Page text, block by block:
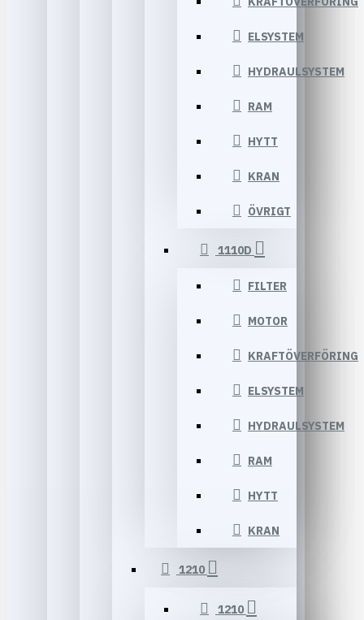
ELSYSTEM
HYDRAULSYSTEM
RAM
HYTT
KRAN
ÖVRIGT
1110D
FILTER
MOTOR
KRAFTÖVERFÖRING
ELSYSTEM
HYDRAULSYSTEM
RAM
HYTT
KRAN
1210
1210